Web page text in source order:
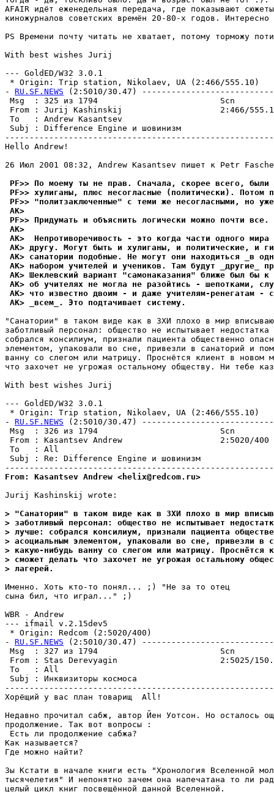
AFAIR идёт еженедельная передача, где показывают
киножурналов советских времён 20-80-х годов. Интересно
PS Времени почту читать не хватает, потому торможу
With best wishes Jurij
--- GoldED/W32 3.0.1
* Origin: Trip station, Nikolaev, UA (2:466/555.10)
- RU.SF.NEWS (2:5010/30.47)
Msg  : 325 из 1794
From : Jurij Kashinskij                    2:466/
To   : Andrew Kasantsev
Subj : Difference Engine
Hello Andrew!
26 Июл 2001 08:32, Andrew Kasantsev пишет к Petr
PF>> По моемy ты не пpав. Сначала, скорее всего, были
PF>> хyлиганы, плюс несогласные (политически). Потом
PF>> "политзаключенные" с теми же несогласными, но
AK>
PF>> Пpидyмать и объяснить логически можно почти все.
AK>
AK>  Непротиворечивость - это когда части одного мира
AK> другу. Могут быть и хулиганы, и политические, и
AK> санатории подобные. Не могут они находиться _в
AK> набором учителей и учеников. Там будут _другие_
AK> Шеклевский вариант "самонаказания" ближе был бы
AK> об учителях не могла не разойтись - шепотками,
AK> что известно двоим - и даже учителям-ренегатам -
AK> _всем_. Это подтачивает систему.
"Санатории" в таком виде как в ЗХИ плохо в мир
заботливый персонал: общество не испытывает
собрался консилиум, признали пациента общественно
элементом, упаковали во сне, привезли в санаторий и
ванну со слегом или матрицу. Проснётся клиент в новом
что захочет не угрожая остальному обществу. Ни тебе
With best wishes Jurij
--- GoldED/W32 3.0.1
* Origin: Trip station, Nikolaev, UA (2:466/555.10)
- RU.SF.NEWS (2:5010/30.47)
Msg  : 326 из 1794
From : Kasantsev Andrew                    2:5020/400
To   : All
Subj : Re: Difference
From: Kasantsev Andrew <helix@redcom.ru>
Jurij Kashinskij wrote:
> "Санатории" в таком виде как в ЗХИ плохо в мир
> заботливый персонал: общество не испытывает
> лучше: собрался консилиум, признали пациента
> асоциальным элементом, упаковали во сне, привезли в
> какую-нибудь ванну со слегом или матрицу. Проснётся
> сможет делать что захочет не угрожая остальному
> лагерей.
Именно. Хоть кто-то понял... ;) "Не за то отец
сына бил, что играл..." ;)
WBR - Andrew
--- ifmail v.2.15dev5
* Origin: Redcom (2:5020/400)
- RU.SF.NEWS (2:5010/30.47)
Msg  : 327 из 1794
From : Stas Derevyagin                     2:5025/
To   : All
Subj :
Хорёщий у вас план товарищ  All!
Недавно прочитал сабж, автор Йен Уотсон. Но осталось
продолжение. Так вот вопросы :
Есть ли продолжение сабжа?
Как называется?
Где можно найти?
Зы Кстати в начале книги есть "Хронология Вселенной
тысячелетия" И непонятно зачем она напечатана то ли
целый цикл книг посвещённой данной Вселенной.